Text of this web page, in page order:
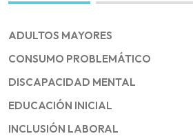
ADULTOS MAYORES
CONSUMO PROBLEMÁTICO
DISCAPACIDAD MENTAL
EDUCACIÓN INICIAL
INCLUSIÓN LABORAL